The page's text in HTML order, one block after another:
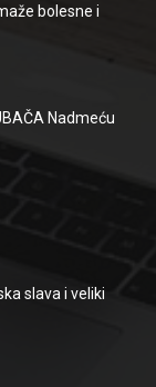
bolesne i
Nadmeću
slava i veliki